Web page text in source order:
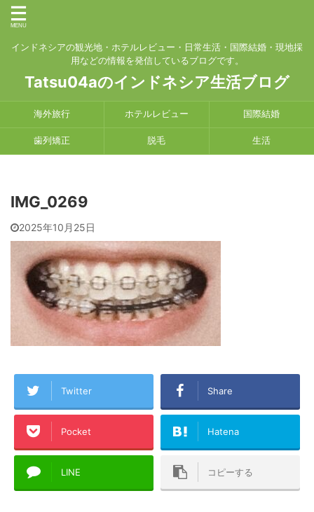
インドネシアの観光地・ホテルレビュー・日常生活・国際結婚・現地採
用などの情報を発信しているブログです。
Tatsu04aのインドネシア生活ブログ
海外旅行 ホテルレビュー 国際結婚
歯列矯正 脱毛 生活
IMG_0269
2025年10月25日
Twitter Share
Pocket Hatena
LINE コピーする